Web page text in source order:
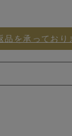
を承っており